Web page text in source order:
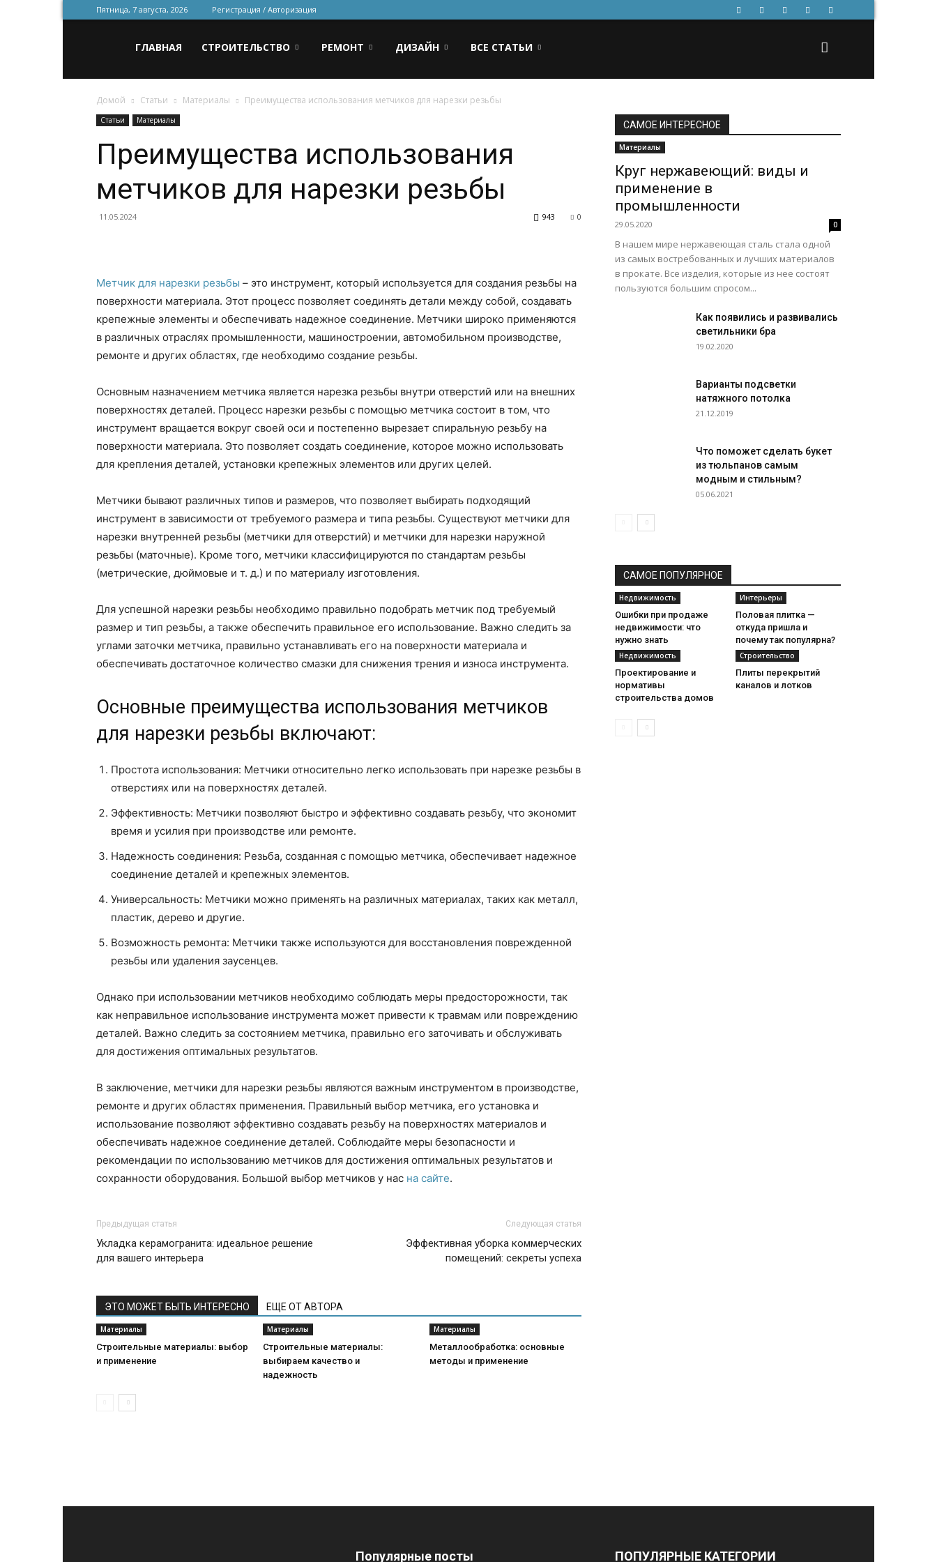
Пятница, 7 августа, 2026 Регистрация / Авторизация
для
строительства
и
ГЛАВНАЯ СТРОИТЕЛЬСТВО РЕМОНТ ДИЗАЙН ВСЕ СТАТЬИ
Домой Статьи Материалы Преимущества использования метчиков для нарезки резьбы
Статьи Материалы
Преимущества использования
метчиков для нарезки резьбы
11.05.2024 0
943
Метчик для нарезки резьбы – это инструмент, который используется для создания резьбы на
поверхности материала. Этот процесс позволяет соединять детали между собой, создавать
крепежные элементы и обеспечивать надежное соединение. Метчики широко применяются
в различных отраслях промышленности, машиностроении, автомобильном производстве,
ремонте и других областях, где необходимо создание резьбы.
Основным назначением метчика является нарезка резьбы внутри отверстий или на внешних
поверхностях деталей. Процесс нарезки резьбы с помощью метчика состоит в том, что
инструмент вращается вокруг своей оси и постепенно вырезает спиральную резьбу на
поверхности материала. Это позволяет создать соединение, которое можно использовать
для крепления деталей, установки крепежных элементов или других целей.
Метчики бывают различных типов и размеров, что позволяет выбирать подходящий
инструмент в зависимости от требуемого размера и типа резьбы. Существуют метчики для
нарезки внутренней резьбы (метчики для отверстий) и метчики для нарезки наружной
резьбы (маточные). Кроме того, метчики классифицируются по стандартам резьбы
(метрические, дюймовые и т. д.) и по материалу изготовления.
Для успешной нарезки резьбы необходимо правильно подобрать метчик под требуемый
размер и тип резьбы, а также обеспечить правильное его использование. Важно следить за
углами заточки метчика, правильно устанавливать его на поверхности материала и
обеспечивать достаточное количество смазки для снижения трения и износа инструмента.
Основные преимущества использования метчиков
для нарезки резьбы включают:
Простота использования: Метчики относительно легко использовать при нарезке резьбы в
отверстиях или на поверхностях деталей.
Эффективность: Метчики позволяют быстро и эффективно создавать резьбу, что экономит
время и усилия при производстве или ремонте.
Надежность соединения: Резьба, созданная с помощью метчика, обеспечивает надежное
соединение деталей и крепежных элементов.
Универсальность: Метчики можно применять на различных материалах, таких как металл,
пластик, дерево и другие.
Возможность ремонта: Метчики также используются для восстановления поврежденной
резьбы или удаления заусенцев.
Однако при использовании метчиков необходимо соблюдать меры предосторожности, так
как неправильное использование инструмента может привести к травмам или повреждению
деталей. Важно следить за состоянием метчика, правильно его заточивать и обслуживать
для достижения оптимальных результатов.
В заключение, метчики для нарезки резьбы являются важным инструментом в производстве,
ремонте и других областях применения. Правильный выбор метчика, его установка и
использование позволяют эффективно создавать резьбу на поверхностях материалов и
обеспечивать надежное соединение деталей. Соблюдайте меры безопасности и
рекомендации по использованию метчиков для достижения оптимальных результатов и
сохранности оборудования. Большой выбор метчиков у нас на сайте.
Предыдущая статья
Укладка керамогранита: идеальное решение
для вашего интерьера
Следующая статья
Эффективная уборка коммерческих
помещений: секреты успеха
ЭТО МОЖЕТ БЫТЬ ИНТЕРЕСНО ЕЩЕ ОТ АВТОРА
Материалы
Строительные материалы: выбор
и применение
Материалы
Строительные материалы:
выбираем качество и
надежность
Материалы
Металлообработка: основные
методы и применение
САМОЕ ИНТЕРЕСНОЕ
Материалы
Круг нержавеющий: виды и
применение в
промышленности
29.05.2020 0
В нашем мире нержавеющая сталь стала одной
из самых востребованных и лучших материалов
в прокате. Все изделия, которые из нее состоят
пользуются большим спросом...
Как появились и развивались
светильники бра
19.02.2020
Варианты подсветки
натяжного потолка
21.12.2019
Что поможет сделать букет
из тюльпанов самым
модным и стильным?
05.06.2021
САМОЕ ПОПУЛЯРНОЕ
Недвижимость
Ошибки при продаже
недвижимости: что
нужно знать
Интерьеры
Половая плитка —
откуда пришла и
почему так популярна?
Недвижимость
Проектирование и
нормативы
строительства домов
Строительство
Плиты перекрытий
каналов и лотков
Популярные посты ПОПУЛЯРНЫЕ КАТЕГОРИИ